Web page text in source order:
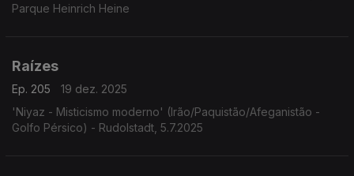
Parque Heinrich Heine
Raízes
Ep. 205
19 dez. 2025
'Niyaz - Misticismo moderno' (Irão/Paquistão/Afeganistão -
Golfo Pérsico) - Rudolstadt, 5.7.2025